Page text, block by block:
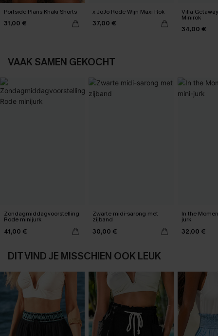
Portside Plans Khaki Shorts
31,00 €
x JoJo Rode Wijn Maxi Rok
37,00 €
Villa
Minirok
34,00 €
VAAK SAMEN GEKOCHT
Zondagmiddagvoorstelling
Rode minijurk
41,00 €
Zwarte midi-sarong met
zijband
30,00 €
In the
jurk
32,00 €
DIT VIND JE MISSCHIEN OOK LEUK